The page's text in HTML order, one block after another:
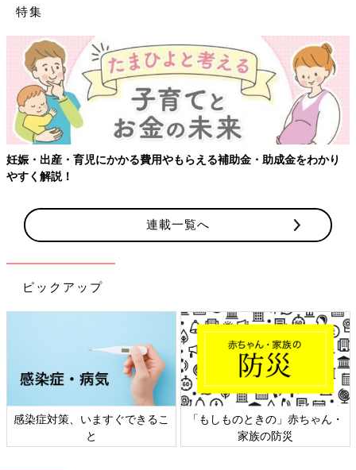
特集
・出産・育児にかかる費用やもらえる補助金・助成金をわかり
く解説！
【
連載一覧へ
ピックアップ
感染症対策、いますぐできるこ
と
「もしものときの」赤ちゃん・
家族の防災